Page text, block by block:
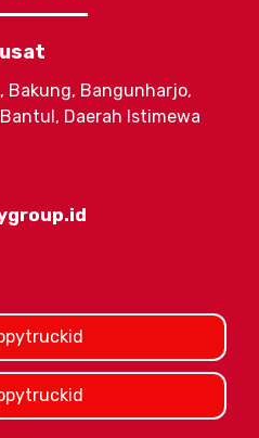
Bakung, Bangunharjo,
Daerah Istimewa